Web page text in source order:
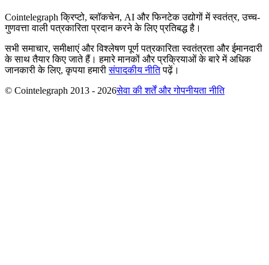
Cointelegraph क्रिप्टो, ब्लॉकचेन, AI और फिनटेक उद्योगों में स्वतंत्र, उच्च-
गुणवत्ता वाली पत्रकारिता प्रदान करने के लिए प्रतिबद्ध है।
सभी समाचार, समीक्षाएं और विश्लेषण पूर्ण पत्रकारिता स्वतंत्रता और ईमानदारी
के साथ तैयार किए जाते हैं। हमारे मानकों और प्रक्रियाओं के बारे में अधिक
जानकारी के लिए, कृपया हमारीसंपादकीय नीतिपढ़ें।
© Cointelegraph 2013 - 2026सेवा की शर्तें और गोपनीयता नीति